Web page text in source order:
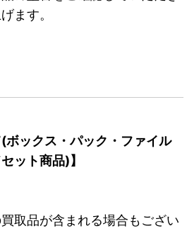
ます。
(ボックス・パック・ファイル
ット商品)】
取品が含まれる場合もござい